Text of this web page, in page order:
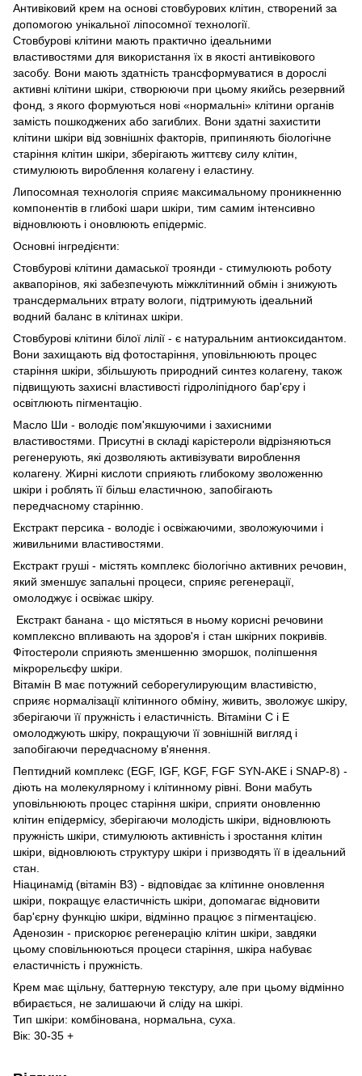
Антивіковий крем на основі стовбурових клітин, створений за
допомогою унікальної ліпосомної технології.
Стовбурові клітини мають практично ідеальними
властивостями для використання їх в якості антивікового
засобу. Вони мають здатність трансформуватися в дорослі
активні клітини шкіри, створюючи при цьому якийсь резервний
фонд, з якого формуються нові «нормальні» клітини органів
замість пошкоджених або загиблих. Вони здатні захистити
клітини шкіри від зовнішніх факторів, припиняють біологічне
старіння клітин шкіри, зберігають життєву силу клітин,
стимулюють вироблення колагену і еластину.
Липосомная технологія сприяє максимальному проникненню
компонентів в глибокі шари шкіри, тим самим інтенсивно
відновлюють і оновлюють епідерміс.
Основні інгредієнти:
Стовбурові клітини дамаської троянди - стимулюють роботу
аквапорінов, які забезпечують міжклітинний обмін і знижують
трансдермальних втрату вологи, підтримують ідеальний
водний баланс в клітинах шкіри.
Стовбурові клітини білої лілії - є натуральним антиоксидантом.
Вони захищають від фотостаріння, уповільнюють процес
старіння шкіри, збільшують природний синтез колагену, також
підвищують захисні властивості гідроліпідного бар'єру і
освітлюють пігментацію.
Масло Ши - володіє пом'якшуючими і захисними
властивостями. Присутні в складі карістероли відрізняються
регенерують, які дозволяють активізувати вироблення
колагену. Жирні кислоти сприяють глибокому зволоженню
шкіри і роблять її більш еластичною, запобігають
передчасному старінню.
Екстракт персика - володіє і освіжаючими, зволожуючими і
живильними властивостями.
Екстракт груші - містять комплекс біологічно активних речовин,
який зменшує запальні процеси, сприяє регенерації,
омолоджує і освіжає шкіру.
Екстракт банана - що містяться в ньому корисні речовини
комплексно впливають на здоров'я і стан шкірних покривів.
Фітостероли сприяють зменшенню зморшок, поліпшення
мікрорельєфу шкіри.
Вітамін В має потужний себорегулирующим властивістю,
сприяє нормалізації клітинного обміну, живить, зволожує шкіру,
зберігаючи її пружність і еластичність. Вітаміни С і Е
омолоджують шкіру, покращуючи її зовнішній вигляд і
запобігаючи передчасному в'янення.
Пептидний комплекс (EGF, IGF, KGF, FGF SYN-AKE і SNAP-8) -
діють на молекулярному і клітинному рівні. Вони мабуть
уповільнюють процес старіння шкіри, сприяти оновленню
клітин епідермісу, зберігаючи молодість шкіри, відновлюють
пружність шкіри, стимулюють активність і зростання клітин
шкіри, відновлюють структуру шкіри і призводять її в ідеальний
стан.
Ніацинамід (вітамін В3) - відповідає за клітинне оновлення
шкіри, покращує еластичність шкіри, допомагає відновити
бар'єрну функцію шкіри, відмінно працює з пігментацією.
Аденозин - прискорює регенерацію клітин шкіри, завдяки
цьому сповільнюються процеси старіння, шкіра набуває
еластичність і пружність.
Крем має щільну, баттерную текстуру, але при цьому відмінно
вбирається, не залишаючи й сліду на шкірі.
Тип шкіри: комбінована, нормальна, суха.
Вік: 30-35 +